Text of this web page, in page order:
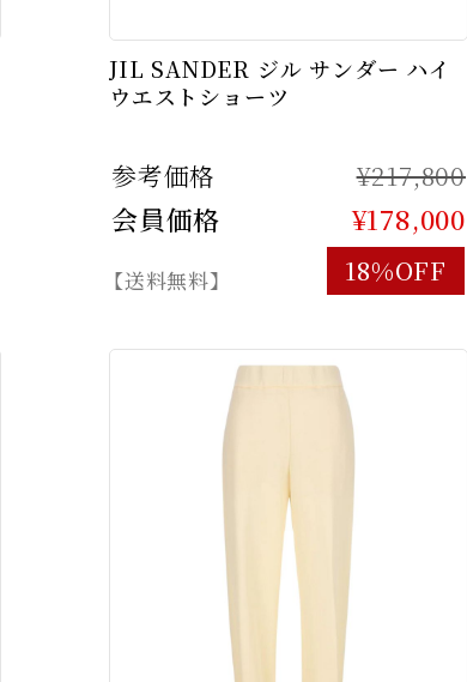
JIL SANDER ジル サンダー ハイ
ウエストショーツ
参考価格 ¥217,800
会員価格 ¥178,000
【送料無料】 18%OFF